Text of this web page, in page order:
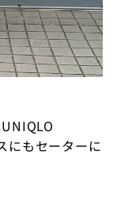
にもセーターに